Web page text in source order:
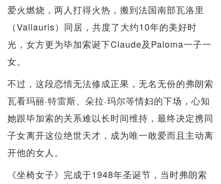
爱火燃烧，两人打得火热，搬到法国南部瓦洛里
（Vallauris）同居，共度了大约10年的美好时
光，女方更为毕加索诞下Claude及Paloma一子一
女。
不过，这段恋情无法修成正果，无名无份的弗朗索
瓦看玛丽·特雷斯、朵拉·玛尔等情妇的下场，心知
她跟毕加索的关系难以长时间维持，最终决定携同
子女离开这位绝世天才，成为唯一敢爱而且主动离
开他的女人。
《坐椅女子》完成于1948年圣诞节，当时弗朗索